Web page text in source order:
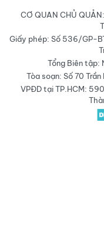
CƠ QUAN CHỦ
Giấy phép: Số 536/GP-
Tổng Biên tập:
Tòa soạn: Số 70
VPĐD tại TP.HCM: